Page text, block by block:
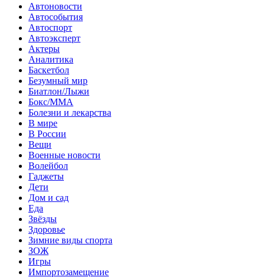
Автоновости
Автособытия
Автоспорт
Автоэксперт
Актеры
Аналитика
Баскетбол
Безумный мир
Биатлон/Лыжи
Бокс/MMA
Болезни и лекарства
В мире
В России
Вещи
Военные новости
Волейбол
Гаджеты
Дети
Дом и сад
Еда
Звёзды
Здоровье
Зимние виды спорта
ЗОЖ
Игры
Импортозамещение